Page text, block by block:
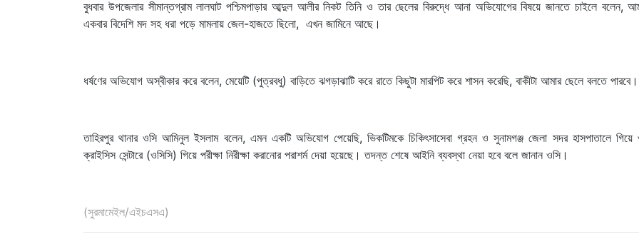
বুধবার উপজেলার সীমান্তগ্রাম লালঘাট পশ্চিমপাড়ার আব্দুল আলীর নিকট তিনি ও তার ছেলের বিরুদ্ধে আনা অভিযোগের বিষয়ে জানতে চাইলে বলেন,
একবার বিদেশি মদ সহ ধরা পড়ে মামলায় জেল-হাজতে ছিলো, এখন জামিনে আছে।
ধর্ষণের অভিযোগ অস্বীকার করে বলেন, মেয়েটি (পুত্রবধু) বাড়িতে ঝগড়াঝাটি করে রাতে কিছুটা মারপিট করে শাসন করেছি, বাকীটা আমার ছেলে বলতে পারবে।
তাহিরপুর থানার ওসি আমিনুল ইসলাম বলেন, এমন একটি অভিযোগ পেয়েছি, ভিকটিমকে চিকিৎসাসেবা গ্রহন ও সুনামগঞ্জ জেলা সদর হাসপাতালে গিয়ে
ক্রাইসিস সেন্টারে (ওসিসি) গিয়ে পরীক্ষা নিরীক্ষা করানোর পরাশর্ম দেয়া হয়েছে। তদন্ত শেষে আইনি ব্যবস্থা নেয়া হবে বলে জানান ওসি।
(সুরমামেইল/এইচএসএ)